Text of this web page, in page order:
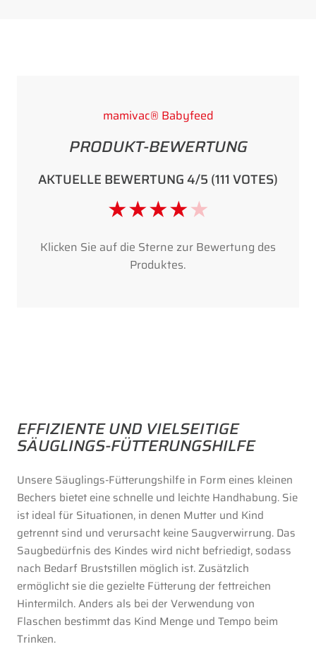
mamivac® Babyfeed
PRODUKT-BEWERTUNG
AKTUELLE BEWERTUNG 4/5 (111 VOTES)
★
★
★
★
★
Klicken Sie auf die Sterne zur Bewertung des
Produktes.
EFFIZIENTE UND VIELSEITIGE
SÄUGLINGS-FÜTTERUNGSHILFE
Unsere Säuglings-Fütterungshilfe in Form eines kleinen
Bechers bietet eine schnelle und leichte Handhabung. Sie
ist ideal für Situationen, in denen Mutter und Kind
getrennt sind und verursacht keine Saugverwirrung. Das
Saugbedürfnis des Kindes wird nicht befriedigt, sodass
nach Bedarf Bruststillen möglich ist. Zusätzlich
ermöglicht sie die gezielte Fütterung der fettreichen
Hintermilch. Anders als bei der Verwendung von
Flaschen bestimmt das Kind Menge und Tempo beim
Trinken.